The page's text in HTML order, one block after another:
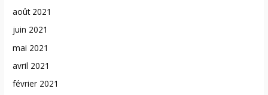
août 2021
juin 2021
mai 2021
avril 2021
février 2021